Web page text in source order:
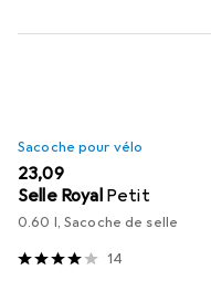
Sacoche pour vélo
EUR
23,09
Selle Royal Petit
0.60 l, Sacoche de selle
14